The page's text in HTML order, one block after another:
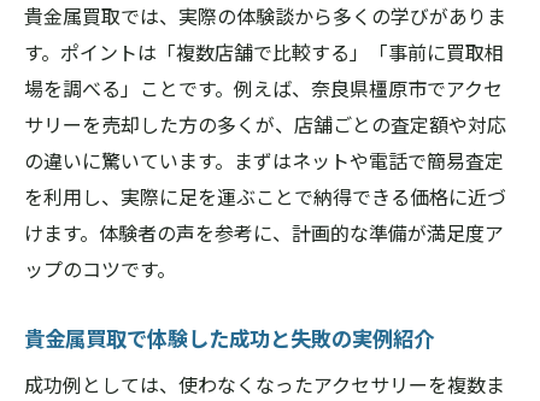
貴金属買取では、実際の体験談から多くの学びがありま
す。ポイントは「複数店舗で比較する」「事前に買取相
場を調べる」ことです。例えば、奈良県橿原市でアクセ
サリーを売却した方の多くが、店舗ごとの査定額や対応
の違いに驚いています。まずはネットや電話で簡易査定
を利用し、実際に足を運ぶことで納得できる価格に近づ
けます。体験者の声を参考に、計画的な準備が満足度ア
ップのコツです。
貴金属買取で体験した成功と失敗の実例紹介
成功例としては、使わなくなったアクセサリーを複数ま